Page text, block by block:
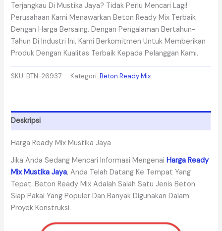
Terjangkau Di Mustika Jaya? Tidak Perlu Mencari Lagi!
Perusahaan Kami Menawarkan Beton Ready Mix Terbaik
Dengan Harga Bersaing. Dengan Pengalaman Bertahun-
Tahun Di Industri Ini, Kami Berkomitmen Untuk Memberikan
Produk Dengan Kualitas Terbaik Kepada Pelanggan Kami.
SKU: BTN-26937 Kategori:Beton Ready Mix
Deskripsi
Harga Ready Mix Mustika Jaya
Jika Anda Sedang Mencari Informasi Mengenai Harga Ready
Mix Mustika Jaya, Anda Telah Datang Ke Tempat Yang
Tepat. Beton Ready Mix Adalah Salah Satu Jenis Beton
Siap Pakai Yang Populer Dan Banyak Digunakan Dalam
Proyek Konstruksi.